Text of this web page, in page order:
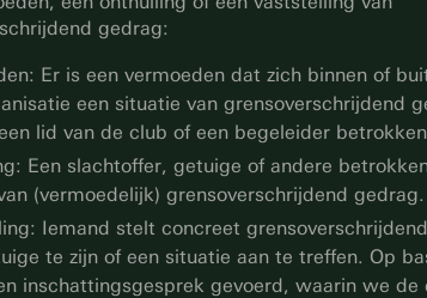
gedrag:
Er is een vermoeden dat zich binnen of
een situatie van grensoverschrijdend
lid van de club of een begeleider
Een slachtoffer, getuige of andere
(vermoedelijk) grensoverschrijdend gedrag.
Iemand stelt concreet
te zijn of een situatie aan te treffen. Op
inschattingsgesprek gevoerd, waarin we de